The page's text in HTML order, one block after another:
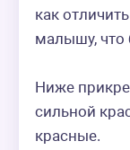
как
малышу, что
Ниже
сильной
красные.